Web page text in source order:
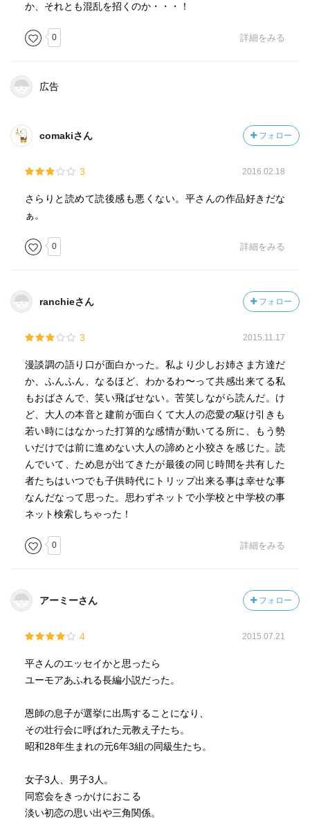
か、それとも混乱を招くのか・・・！
0 詳細をみる
広告
comakiさん フォロー
3 2016.02.18
さらりと読めて読後感も悪くない。平さんの作品好きだな
ぁ。
0 詳細をみる
ranchieさん フォロー
3 2015.11.17
漫談調の語り口が面白かった。私より少しお姉さま方達だ
か、ふんふん、なるほど、わかるわ〜って共感出来てる私
もおばさんで、笑い飛ばせない。苦笑しながら読んだ。け
ど、大人の本音と建前が面白くて大人の恋愛の駆け引きも
若い時にはなかった打算的な感情が動いてる所に、もう勢
いだけでは前に進めない大人の諦めと小狡さを感じた。読
んでいて、ため息が出てきたが最後の同じ時間を共有した
者たちはいつでも子供時代にトリップ出来る事は幸せな事
なんだなって思った。思わずネットで小学校と中学校の事
ネット検索しちゃった！
0 詳細をみる
アーミーさん フォロー
4 2015.07.21
平さんのエッセイかと思ったら
ユーモアあふれる長編小説だった。
恩師の息子が選挙に出馬することになり、
その壮行会に呼ばれた元教え子たち。
昭和28年生まれの元6年3組の同級生たち。
女子3人、男子3人。
同窓会をきっかけにおこる
淡い初恋の思い出や三角関係。